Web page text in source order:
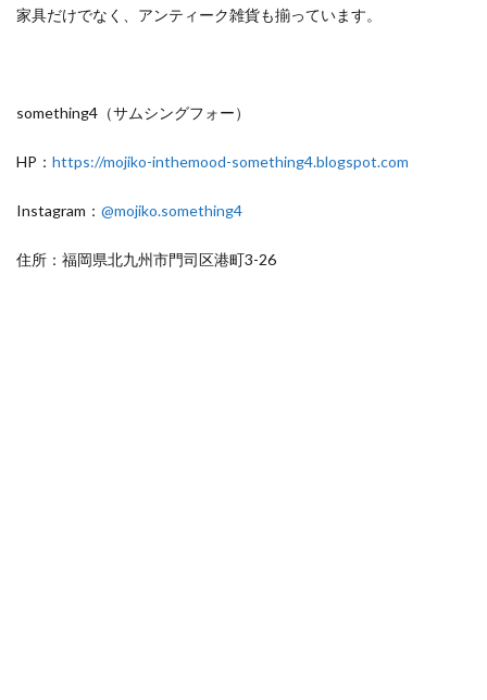
家具だけでなく、アンティーク雑貨も揃っています。
something4（サムシングフォー）
HP： https://mojiko-inthemood-something4.blogspot.com
Instagram： @mojiko.something4
住所：福岡県北九州市門司区港町3-26